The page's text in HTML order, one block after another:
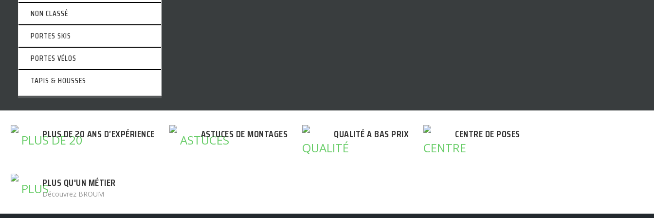
NON CLASSÉ
PORTES SKIS
PORTES VÉLOS
TAPIS & HOUSSES
PLUS DE 20 ANS D’EXPÉRIENCE ASTUCES DE MONTAGES QUALITÉ A BAS PRIX CENTRE DE POSES
PLUS QU'UN MÉTIER
Découvrez BROUM